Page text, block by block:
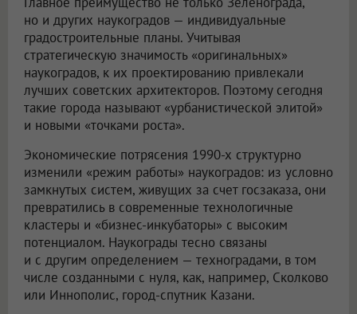
но и других наукоградов — индивидуальные
градостроительные планы. Учитывая
стратегическую значимость «оригинальных»
наукоградов, к их проектированию привлекали
лучших советских архитекторов. Поэтому сегодня
такие города называют «урбанистической элитой»
и новыми «точками роста».
Экономические потрясения 1990-х структурно
изменили «режим работы» наукоградов: из условно
замкнутых систем, живущих за счет госзаказа, они
превратились в современные технологичные
кластеры и «бизнес-инкубаторы» с высоким
потенциалом. Наукограды тесно связаны
и с другим определением — техноградами, в том
числе созданными с нуля, как, например, Сколково
или Иннополис, город-спутник Казани.